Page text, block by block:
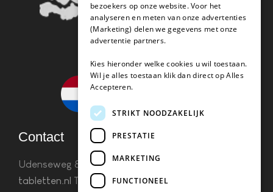
Contact
Udenseweg 8B 5405 PA Udeninfo(@)koffie-
tabletten.nl Tel. 085 782 5578KvK 67529623 Btw:
bezoekers op onze website. Voor het
analyseren en meten van onze advertenties
(Marketing) delen we gegevens met onze
advertentie partners.
Kies hieronder welke cookies u wil toestaan.
Wil je alles toestaan klik dan direct op Alles
Accepteren.
STRIKT NOODZAKELIJK
PRESTATIE
MARKETING
FUNCTIONEEL